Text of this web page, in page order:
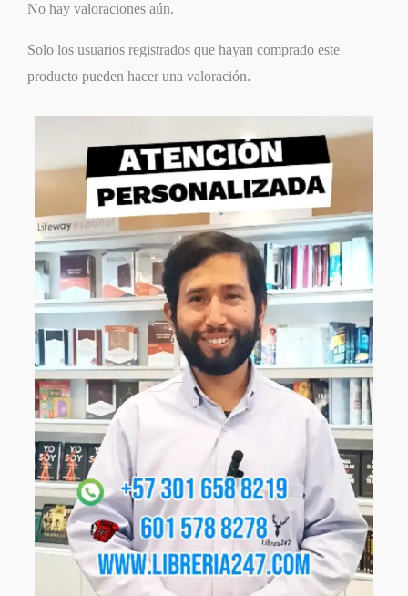
No hay valoraciones aún.
Solo los usuarios registrados que hayan comprado este
producto pueden hacer una valoración.